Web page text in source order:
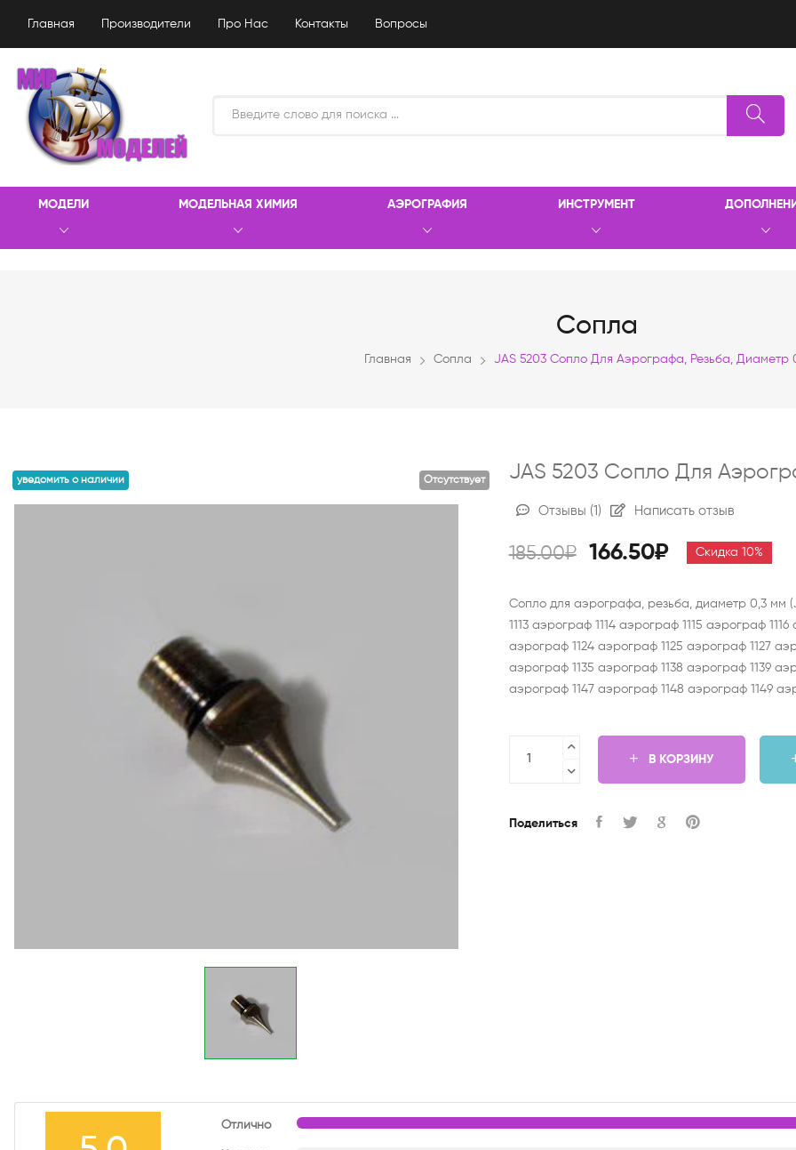
Главная Производители Про Нас Контакты Вопросы
МОДЕЛИ МОДЕЛЬНАЯ ХИМИЯ АЭРОГРАФИЯ ИНСТРУМЕНТ
Сопла
Главная Сопла JAS 5203 Сопло Для Аэрографа, Резьба, Диаметр
Отсутствует
уведомить о наличии JAS 5203 Сопло Для
Отзывы (1) Написать отзыв
185.00₽ 166.50₽ Скидка 10%
Сопло для аэрографа, резьба, диаметр 0,3 мм
1113 аэрограф 1114 аэрограф 1115 аэрограф
аэрограф 1124 аэрограф 1125 аэрограф 1127
аэрограф 1135 аэрограф 1138 аэрограф 1139
аэрограф 1147 аэрограф 1148 аэрограф 1149
В КОРЗИНУ
Поделиться
Отлично